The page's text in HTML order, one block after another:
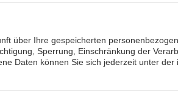
über Ihre gespeicherten
Sperrung, Einschränkung der
Daten können Sie sich jederzeit unter